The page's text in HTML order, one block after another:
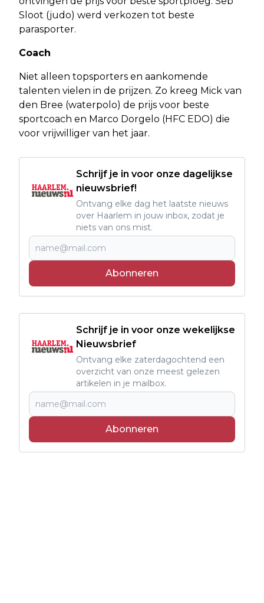
Sloot (judo) werd verkozen tot beste
parasporter.
Coach
Niet alleen topsporters en aankomende
talenten vielen in de prijzen. Zo kreeg Mick van
den Bree (waterpolo) de prijs voor beste
sportcoach en Marco Dorgelo (HFC EDO) die
voor vrijwilliger van het jaar.
Schrijf je in voor onze dagelijkse
nieuwsbrief!
Ontvang elke dag het laatste nieuws
over Haarlem in jouw inbox, zodat je
niets van ons mist.
Abonneren
Schrijf je in voor onze wekelijkse
Nieuwsbrief
Ontvang elke zaterdagochtend een
overzicht van onze meest gelezen
artikelen in je mailbox.
Abonneren